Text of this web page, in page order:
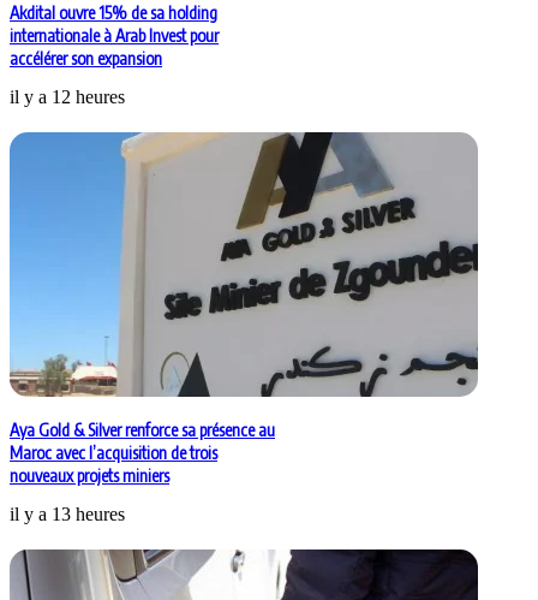
Akdital ouvre 15% de sa holding
internationale à Arab Invest pour
accélérer son expansion
il y a 12 heures
Aya Gold & Silver renforce sa présence au
Maroc avec l’acquisition de trois
nouveaux projets miniers
il y a 13 heures